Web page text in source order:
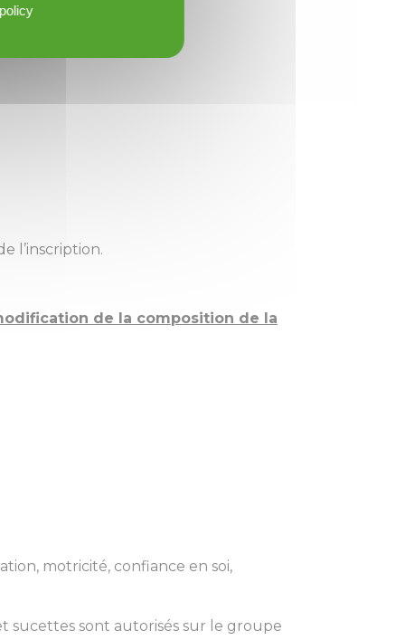
l’inscription.
de la composition de la
motricité, confiance en soi,
sucettes sont autorisés sur le groupe